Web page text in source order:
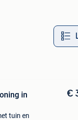
in
tuin en
€